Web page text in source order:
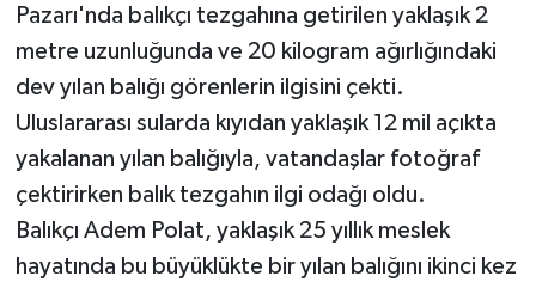
Pazarı'nda balıkçı tezgahına getirilen yaklaşık 2
metre uzunluğunda ve 20 kilogram ağırlığındaki
dev yılan balığı görenlerin ilgisini çekti.
Uluslararası sularda kıyıdan yaklaşık 12 mil açıkta
yakalanan yılan balığıyla, vatandaşlar fotoğraf
çektirirken balık tezgahın ilgi odağı oldu.
Balıkçı Adem Polat, yaklaşık 25 yıllık meslek
hayatında bu büyüklükte bir yılan balığını ikinci kez